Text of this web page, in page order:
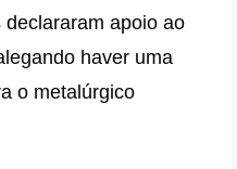
apoio ao
haver uma
o metalúrgico